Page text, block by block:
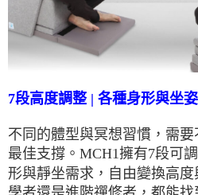
7段高度調整 | 各種身形與坐
不同的體型與冥想習慣，需
最佳支撐。MCH1擁有7段可
形與靜坐需求，自由變換高